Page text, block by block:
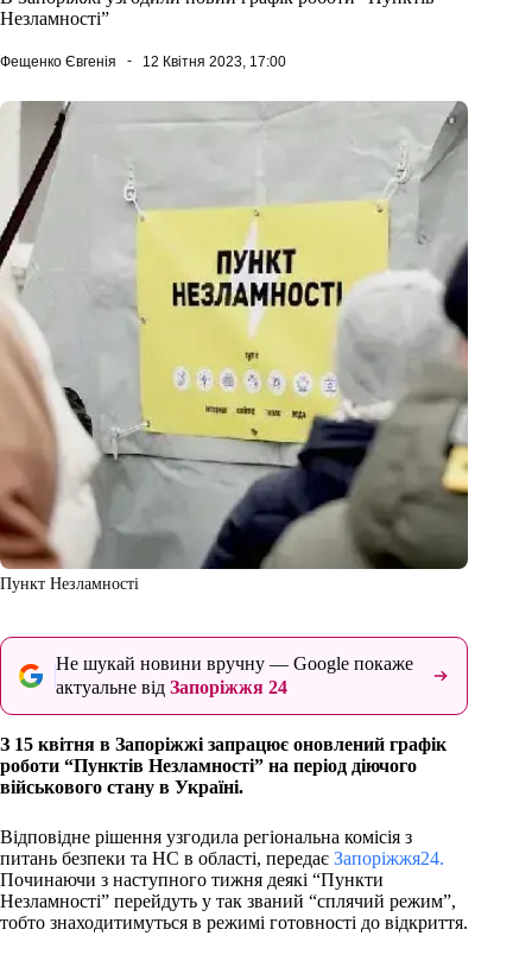
Незламності”
Фещенко Євгенія 12 Квітня 2023, 17:00
Пункт Незламності
Не шукай новини вручну — Google покаже
актуальне від Запоріжжя 24
З 15 квітня в Запоріжжі запрацює оновлений графік
роботи “Пунктів Незламності” на період діючого
військового стану в Україні.
Відповідне рішення узгодила регіональна комісія з
питань безпеки та НС в області, передає Запоріжжя24.
Починаючи з наступного тижня деякі “Пункти
Незламності” перейдуть у так званий “сплячий режим”,
тобто знаходитимуться в режимі готовності до відкриття.